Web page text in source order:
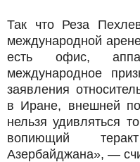
Так что Реза
международной
есть офис,
международное
заявления
в Иране, внешней
нельзя удивляться
вопиющий
Азербайджана», —